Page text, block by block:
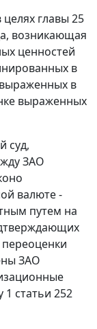
главы 25
возникающая
ценностей
в
в
выраженных
суд,
ЗАО
валюте -
путем на
ЗАО
1 статьи 252